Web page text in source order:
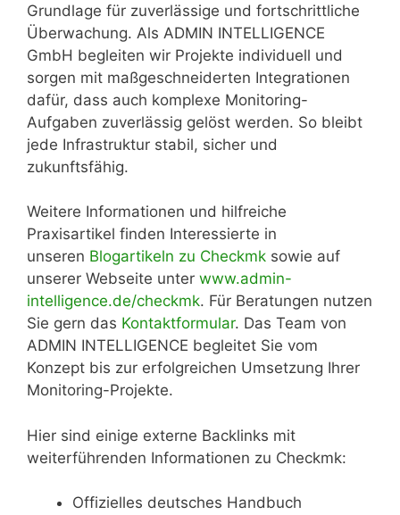
Grundlage für zuverlässige und fortschrittliche
Überwachung. Als ADMIN INTELLIGENCE
GmbH begleiten wir Projekte individuell und
sorgen mit maßgeschneiderten Integrationen
dafür, dass auch komplexe Monitoring-
Aufgaben zuverlässig gelöst werden. So bleibt
jede Infrastruktur stabil, sicher und
zukunftsfähig.
Weitere Informationen und hilfreiche
Praxisartikel finden Interessierte in
unseren Blogartikeln zu Checkmk sowie auf
unserer Webseite unter www.admin-
intelligence.de/checkmk. Für Beratungen nutzen
Sie gern das Kontaktformular. Das Team von
ADMIN INTELLIGENCE begleitet Sie vom
Konzept bis zur erfolgreichen Umsetzung Ihrer
Monitoring-Projekte.
Hier sind einige externe Backlinks mit
weiterführenden Informationen zu Checkmk :
Offizielles deutsches Handbuch